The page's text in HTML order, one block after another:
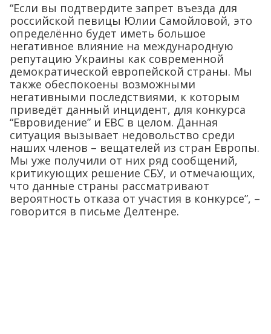
“Если вы подтвердите запрет въезда для
российской певицы Юлии Самойловой, это
определённо будет иметь большое
негативное влияние на международную
репутацию Украины как современной
демократической европейской страны. Мы
также обеспокоены возможными
негативными последствиями, к которым
приведёт данный инцидент, для конкурса
“Евровидение” и ЕВС в целом. Данная
ситуация вызывает недовольство среди
наших членов – вещателей из стран Европы.
Мы уже получили от них ряд сообщений,
критикующих решение СБУ, и отмечающих,
что данные страны рассматривают
вероятность отказа от участия в конкурсе”, –
говорится в письме Делтенре.